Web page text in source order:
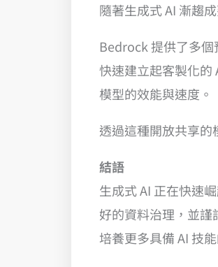
隨著生成式 AI 漸趨
Bedrock 提供了多
快速建立起客製化的
模型的效能與速度。
透過這種開放共享的
結語
生成式 AI 正在快速
好的資料治理，並謹
培養更多具備 AI 技